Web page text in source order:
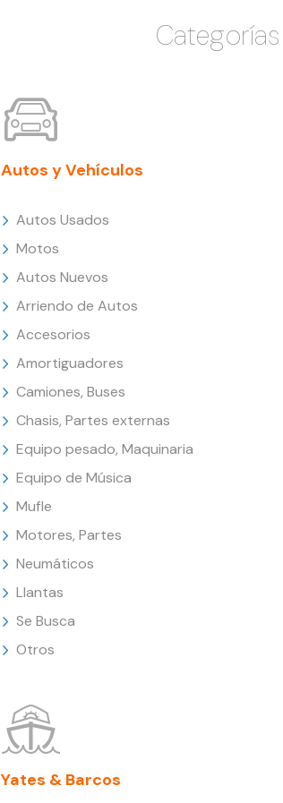
Categorías
Autos y Vehículos
Autos Usados
Motos
Autos Nuevos
Arriendo de Autos
Accesorios
Amortiguadores
Camiones, Buses
Chasis, Partes externas
Equipo pesado, Maquinaria
Equipo de Música
Mufle
Motores, Partes
Neumáticos
Llantas
Se Busca
Otros
Yates & Barcos